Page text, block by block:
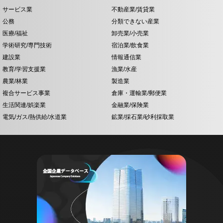
サービス業
不動産業/賃貸業
公務
分類できない産業
医療/福祉
卸売業/小売業
学術研究/専門技術
宿泊業/飲食業
建設業
情報通信業
教育/学習支援業
漁業/水産
農業/林業
製造業
複合サービス事業
倉庫・運輸業/郵便業
生活関連/娯楽業
金融業/保険業
電気/ガス/熱供給/水道業
鉱業/採石業/砂利採取業